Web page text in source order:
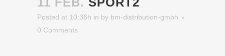
Posted at 10:36h in by bm-distribution-gmbh
0 Comments